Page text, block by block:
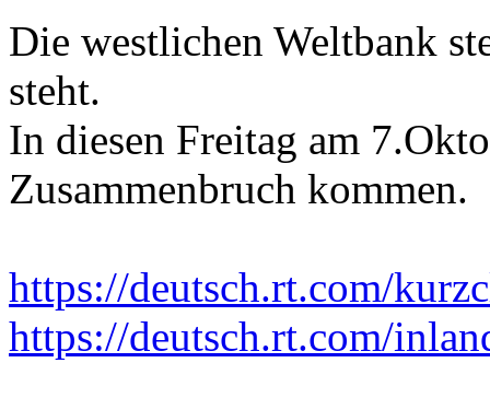
Die westlichen Weltbank
steht.
In diesen Freitag am
Zusammenbruch kommen.
https://deutsch.rt.com/
https://deutsch.rt.com/